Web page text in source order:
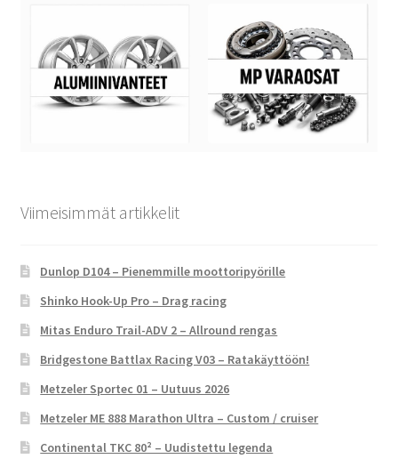
Viimeisimmät artikkelit
Dunlop D104 – Pienemmille moottoripyörille
Shinko Hook-Up Pro – Drag racing
Mitas Enduro Trail-ADV 2 – Allround rengas
Bridgestone Battlax Racing V03 – Ratakäyttöön!
Metzeler Sportec 01 – Uutuus 2026
Metzeler ME 888 Marathon Ultra – Custom / cruiser
Continental TKC 80² – Uudistettu legenda